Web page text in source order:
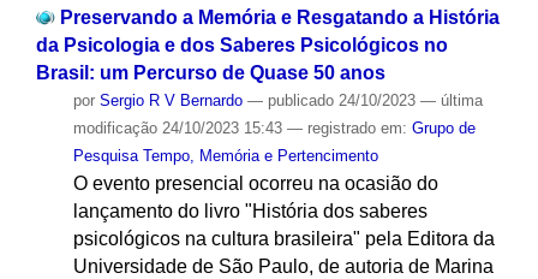
Preservando a Memória e Resgatando a História
da Psicologia e dos Saberes Psicológicos no
Brasil: um Percurso de Quase 50 anos
por Sergio R V Bernardo — publicado24/10/2023 — última
modificação24/10/2023 15:43 — registrado em: Grupo de
Pesquisa Tempo, Memória e Pertencimento
O evento presencial ocorreu na ocasião do
lançamento do livro "História dos saberes
psicológicos na cultura brasileira" pela Editora da
Universidade de São Paulo, de autoria de Marina